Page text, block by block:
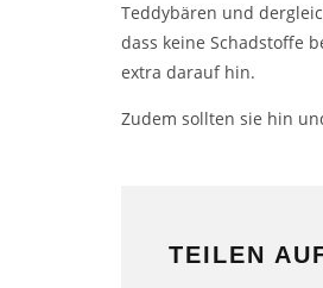
Teddybären und
dass keine Schadstoffe
extra darauf hin.
Zudem sollten sie hin
TEILEN